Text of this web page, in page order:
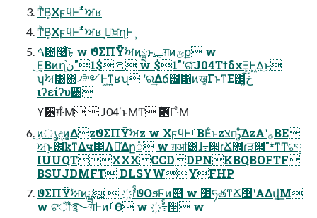
ͲͪΒ͕ΧϝϥͰࡱͬͨࣸਅʁ
ͲͪΒ͕ΧϝϥͰࡱͬͨࣸਅʁ ࠨ͕ਖ਼ղͰ͢
ࠓ೔࿩͍ͨ͜͠ͱ w ϑΣΠΫࣸਅͷྺ࢙ͱݕग़ͷݶք w
͜Ε͔Βͷղܾࡦ$1"ن֨ w $1"ʹରͯ͠J04ΤϯδχΞ͕Ͱ͖Δ͜ͱ
ʮࣸਅ͸΋͏৴༻Ͱ͖ͳ͍ʁʯ ʹର͢Δճ౴΁ͷख͕͔ΓͱͳΕ͹خ͍͠
ιʔείʔυ͸
Ұ੾ग़·ͤΜ  J04΄ͱΜͲ ؔ܎͋Γ·ͤΜ
͜ͷൃදͷ͓͚ΔzϑΣΠΫࣸਅz w ΧϝϥͰࡱΒΕͨͱzצҧ͍ͤ͞ΔzΑ͏ʹ࡞ΒΕ
ਅ࣮ͱ͸ҟͳΔҹ৅Λ༩͑Δը૾ w ग़ॴ͸ɺ߹੒ɾՃ޻ɾੜ੒"*ͳͲଟ༷
IUUQTXXXCCDDPNKBQBOFTF
BSUJDMFT DLSYWYFHP
ϑΣΠΫࣸਅͷྺ࢙  ҉ࣨɾϑΟϧϜͷ࣌୅ w ෺ཧతͳՃ޻ʹΑΔվ͟Μ
w ଟॏ࿐ग़ͰͷࡱӨ w ҉ࣨ߹੒ w